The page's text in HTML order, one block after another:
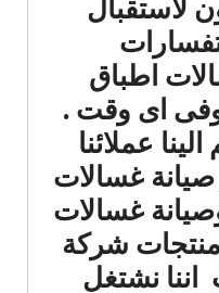
لاستقبال
اطباق
وفى اى وقت .
عملائنا
صيانة غسالات
غسالات
منتجات شركة
اننا نشتغل